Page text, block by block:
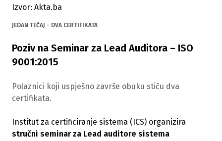
Izvor: Akta.ba
JEDAN TEČAJ - DVA CERTIFIKATA
Poziv na Seminar za Lead Auditora – ISO
9001:2015
Polaznici koji uspješno završe obuku stiču dva
certifikata.
Institut za certificiranje sistema (ICS) organizira
stručni seminar za Lead auditore sistema